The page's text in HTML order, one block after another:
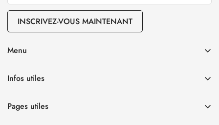
INSCRIVEZ-VOUS MAINTENANT
Menu
Nos vins
Nos céramiques
Infos utiles
Politique de confidentialité
Pages utiles